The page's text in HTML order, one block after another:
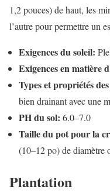
1,2 pouces) de haut, les
l’autre pour permettre un
Exigences du soleil:
Exigences en matière
Types et propriétés
bien drainant avec une
PH du sol: 6.0–7.0
Taille du pot pour la
(10–12 po) de diamètre
Plantation